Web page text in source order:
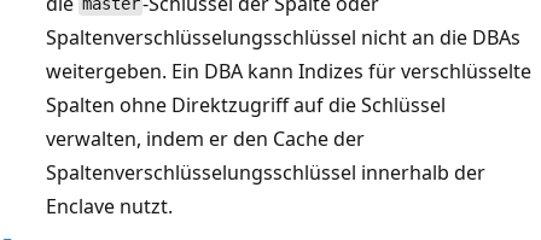
master
Spaltenverschlüsselungsschlüssel nicht an die DBAs
weitergeben. Ein DBA kann Indizes für verschlüsselte
Spalten ohne Direktzugriff auf die Schlüssel
verwalten, indem er den Cache der
Spaltenverschlüsselungsschlüssel innerhalb der
Enclave nutzt.